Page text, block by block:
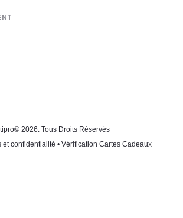
© 2026. Tous Droits Réservés
et confidentialité • Vérification Cartes Cadeaux